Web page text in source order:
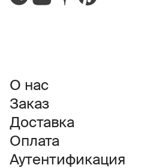
О нас
Заказ
Доставка
Оплата
Аутентификация